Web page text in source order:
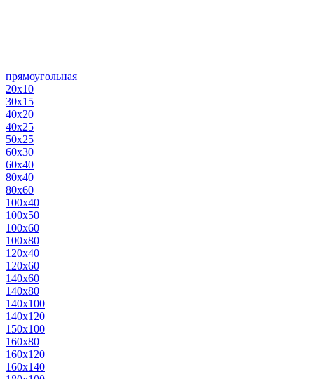
прямоугольная
20х10
30х15
40х20
40х25
50х25
60х30
60х40
80х40
80х60
100х40
100х50
100х60
100х80
120х40
120х60
140х60
140х80
140х100
140х120
150х100
160х80
160х120
160х140